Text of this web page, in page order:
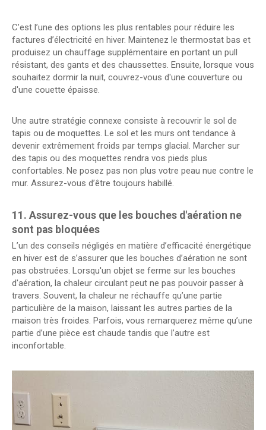
C’est l’une des options les plus rentables pour réduire les
factures d’électricité en hiver. Maintenez le thermostat bas et
produisez un chauffage supplémentaire en portant un pull
résistant, des gants et des chaussettes. Ensuite, lorsque vous
souhaitez dormir la nuit, couvrez-vous d'une couverture ou
d'une couette épaisse.
Une autre stratégie connexe consiste à recouvrir le sol de
tapis ou de moquettes. Le sol et les murs ont tendance à
devenir extrêmement froids par temps glacial. Marcher sur
des tapis ou des moquettes rendra vos pieds plus
confortables. Ne posez pas non plus votre peau nue contre le
mur. Assurez-vous d’être toujours habillé.
11. Assurez-vous que les bouches d'aération ne
sont pas bloquées
L’un des conseils négligés en matière d’efficacité énergétique
en hiver est de s’assurer que les bouches d’aération ne sont
pas obstruées. Lorsqu'un objet se ferme sur les bouches
d'aération, la chaleur circulant peut ne pas pouvoir passer à
travers. Souvent, la chaleur ne réchauffe qu’une partie
particulière de la maison, laissant les autres parties de la
maison très froides. Parfois, vous remarquerez même qu’une
partie d’une pièce est chaude tandis que l’autre est
inconfortable.